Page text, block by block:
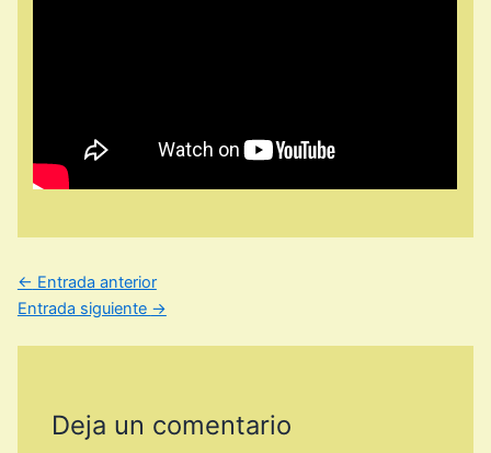
← Entrada anterior
Entrada siguiente →
Deja un comentario